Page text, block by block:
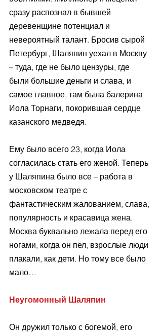
сразу распознал в бывшей
деревенщине потенциал и
невероятный талант. Бросив сырой
Петербург, Шаляпин уехал в Москву
– туда, где не было цензуры, где
были большие деньги и слава, и
самое главное, там была балерина
Иола Торнаги, покорившая сердце
казанского медведя.
Ему было всего 23, когда Иола
согласилась стать его женой. Теперь
у Шаляпина было все – работа в
московском театре с
фантастическим жалованием, слава,
популярность и красавица жена.
Москва буквально лежала перед его
ногами, когда он пел, взрослые люди
плакали, как дети. Но тому все было
мало…
Неугомонный Шаляпин
Он дружил только с богемой, его